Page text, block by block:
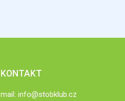
KONTAKT
mail: info@stobklub.cz